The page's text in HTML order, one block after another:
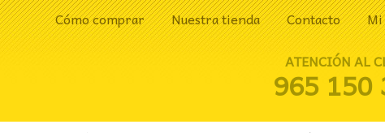
Cómo comprar Nuestra tienda Contacto
ATENCIÓN AL
965 150